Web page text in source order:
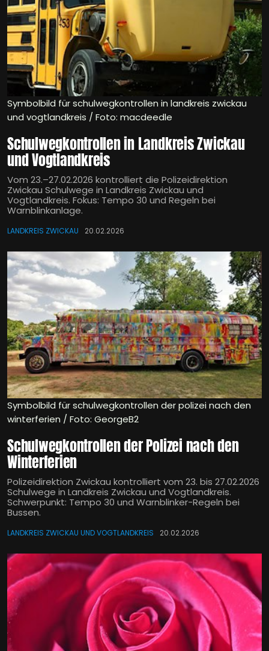
Symbolbild für schulwegkontrollen in landkreis zwickau
und vogtlandkreis / Foto: macdeedle
Schulwegkontrollen in Landkreis Zwickau
und Vogtlandkreis
Vom 23.–27.02.2026 kontrolliert die Polizeidirektion
Zwickau Schulwege in Landkreis Zwickau und
Vogtlandkreis. Fokus: Tempo 30 und Regeln bei
Warnblinkanlage.
LANDKREIS ZWICKAU 20.02.2026
Symbolbild für schulwegkontrollen der polizei nach den
winterferien / Foto: GeorgeB2
Schulwegkontrollen der Polizei nach den
Winterferien
Polizeidirektion Zwickau kontrolliert vom 23. bis 27.02.2026
Schulwege in Landkreis Zwickau und Vogtlandkreis.
Schwerpunkt: Tempo 30 und Warnblinker-Regeln bei
Bussen.
LANDKREIS ZWICKAU UND VOGTLANDKREIS 20.02.2026